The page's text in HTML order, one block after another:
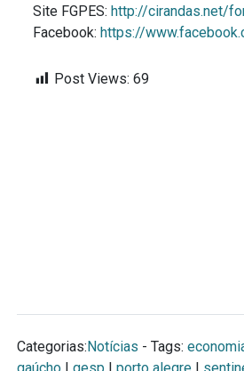
Site FGPES: http://cirandas.net/
Facebook: https://
Post Views: 69
Categorias: Notícias - Tags: